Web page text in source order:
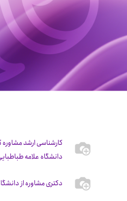
کارشناسی ارشد
دانشگاه علامه
دکتری مشاوره از